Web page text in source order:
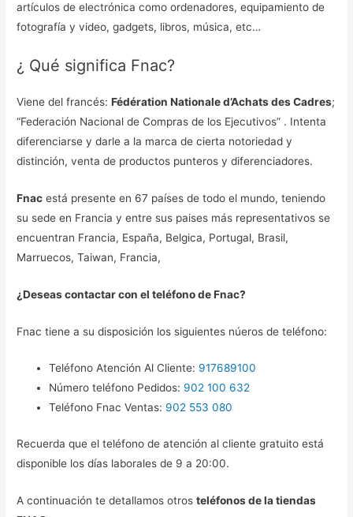
artículos de electrónica como ordenadores, equipamiento de
fotografía y video, gadgets, libros, música, etc…
¿ Qué significa Fnac?
Viene del francés:Fédération Nationale d’Achats des Cadres;
“Federación Nacional de Compras de los Ejecutivos” . Intenta
diferenciarse y darle a la marca de cierta notoriedad y
distinción, venta de productos punteros y diferenciadores.
Fnac está presente en 67 países de todo el mundo, teniendo
su sede en Francia y entre sus paises más representativos se
encuentran Francia, España, Belgica, Portugal, Brasil,
Marruecos, Taiwan, Francia,
¿Deseas contactar con el teléfono de Fnac?
Fnac tiene a su disposición los siguientes núeros de teléfono:
Teléfono Atención Al Cliente: 917689100
Número teléfono Pedidos: 902 100 632
Teléfono Fnac Ventas: 902 553 080
Recuerda que el teléfono de atención al cliente gratuito está
disponible los días laborales de 9 a 20:00.
A continuación te detallamos otrosteléfonos de la tiendas